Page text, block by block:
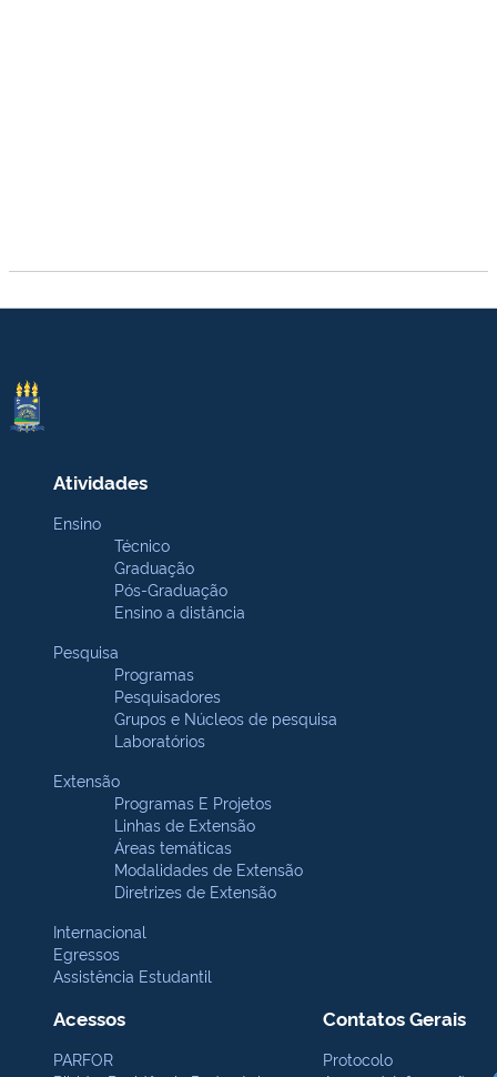
Atividades
Ensino
Técnico
Graduação
Pós-Graduação
Ensino a distância
Pesquisa
Programas
Pesquisadores
Grupos e Núcleos de pesquisa
Laboratórios
Extensão
Programas E Projetos
Linhas de Extensão
Áreas temáticas
Modalidades de Extensão
Diretrizes de Extensão
Internacional
Egressos
Assistência Estudantil
Acessos
PARFOR
Contatos Gerais
Protocolo